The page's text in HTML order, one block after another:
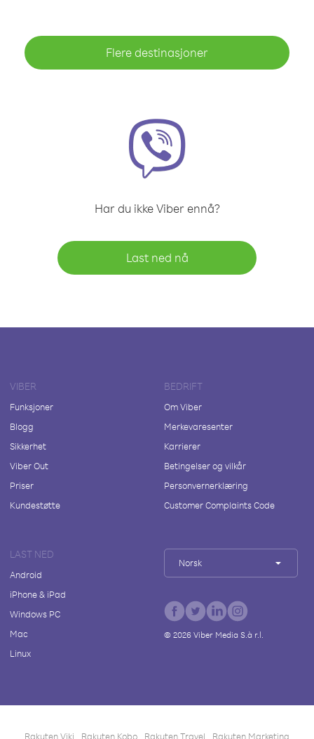
Flere destinasjoner
Har du ikke Viber ennå?
Last ned nå
VIBER
Funksjoner
Blogg
Sikkerhet
Viber Out
Priser
Kundestøtte
BEDRIFT
Om Viber
Merkevaresenter
Karrierer
Betingelser og vilkår
Personvernerklæring
Customer Complaints Code
LAST NED
Android
iPhone & iPad
Windows PC
Mac
Linux
Norsk
© 2026Viber Media S.à r.l.
Rakuten Viki Rakuten Kobo Rakuten Travel Rakuten Marketing